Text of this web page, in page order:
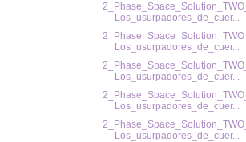
2_Phase_Space_Solution_TWO_
Los_usurpadores_de_cuer...
2_Phase_Space_Solution_TWO_
Los_usurpadores_de_cuer...
2_Phase_Space_Solution_TWO_
Los_usurpadores_de_cuer...
2_Phase_Space_Solution_TWO_
Los_usurpadores_de_cuer...
2_Phase_Space_Solution_TWO_
Los_usurpadores_de_cuer...